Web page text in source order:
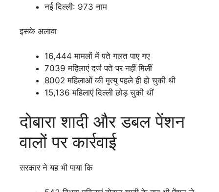
नई दिल्ली: 973 नाम
इसके अलावा
16,444 मामलों में पते गलत पाए गए
7039 महिलाएं दर्ज पते पर नहीं मिलीं
8002 महिलाओं की मृत्यु पहले ही हो चुकी थी
15,136 महिलाएं दिल्ली छोड़ चुकी थीं
दोबारा शादी और डबल पेंशन
वालों पर कार्रवाई
सरकार ने यह भी पाया कि